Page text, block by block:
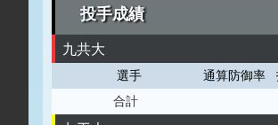
投手成績
九共大
選手 通算防御率
合計